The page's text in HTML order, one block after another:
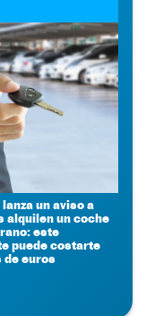
lanza un aviso a
alquilen un coche
este
puede costarte
de euros